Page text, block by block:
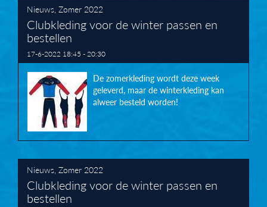
Nieuws Zomer 2022
Clubkleding voor de winter passen en
bestellen
17-6-2022 18:45 - 20:30
De zomerkleding wordt deze week
geleverd, maar de winterkleding kan
alweer besteld worden!
Nieuws Zomer 2022
Clubkleding voor de winter passen en
bestellen